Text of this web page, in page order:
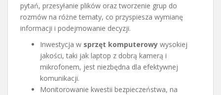
pytań, przesyłanie plików oraz tworzenie grup do
rozmów na różne tematy, co przyspiesza wymianę
informacji i podejmowanie decyzji.
Inwestycja w sprzęt komputerowy wysokiej
jakości, taki jak laptop z dobrą kamerą i
mikrofonem, jest niezbędna dla efektywnej
komunikacji.
Monitorowanie kwestii bezpieczeństwa, na